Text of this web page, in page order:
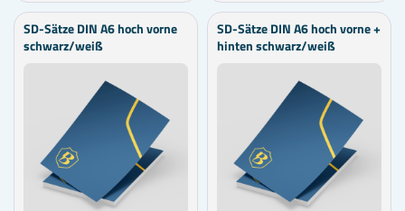
SD-Sätze DIN A6 hoch vorne
schwarz/weiß
SD-Sätze DIN A6 hoch vorne +
hinten schwarz/weiß